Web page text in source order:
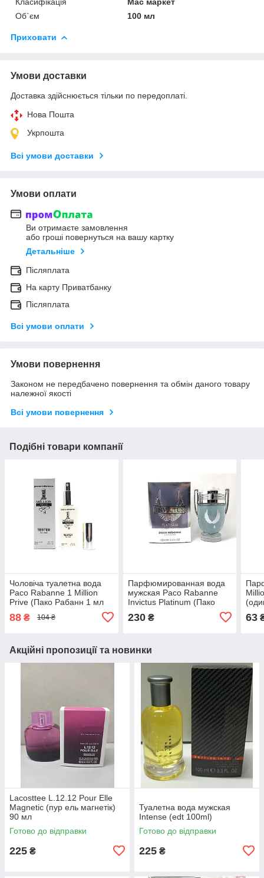
Об`єм
100 мл
Приховати
Умови доставки
Доставка здійснюється тільки по передоплаті.
Нова Пошта
Укрпошта
Всі умови доставки
Умови оплати
Ви отримаєте замовлення
або гроші повернуться на вашу картку
Детальніше
Післяплата
На карту Приватбанку
Післяплата
Всі умови оплати
Умови повернення
Законом не передбачено повернення та обмін даного товару
належної якості
Всі умови повернення
Подібні товари компанії
Чоловіча туалетна вода
Paco Rabanne 1 Million
Prive (Пако Рабанн 1 мл
88 ₴ 104 ₴
Парфюмированная вода
мужская Paco Rabanne
Invictus Platinum (Пако
Платинум) 1100 ml
230₴ 63
Акційні пропозиції та новинки
Lacosttee L.12.12 Pour Elle
Magnetic (пур ель магнетік)
90 мл
Готово до відправки
225 ₴
Туалетна вода мужская
Intense (edt 100ml)
Готово до відправки
225 ₴